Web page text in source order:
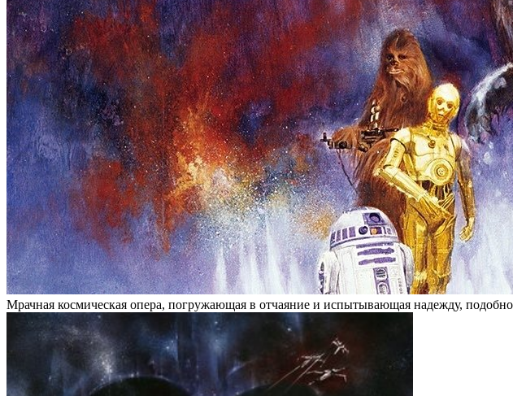
Мрачная космическая опера, погружающая в отчаяние и испытывающая надежду,